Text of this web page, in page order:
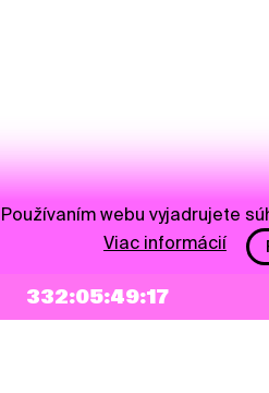
NEWSLETTER
332:05:49:16
Používaním webu vyjadrujete
Viac informácií